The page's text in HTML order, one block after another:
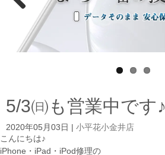
5/3㈰も営業中です♪
2020年05月03日
小平花小金井店
こんにちは♪
iPhone・iPad・iPod修理の